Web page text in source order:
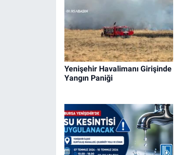
Yenişehir Havalimanı Girişinde
Yangın Paniği